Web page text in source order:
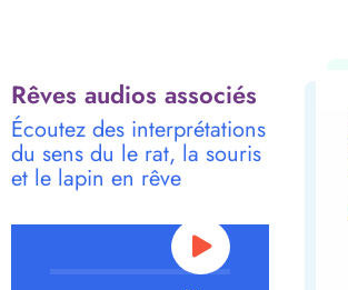
Rêves audios associés
Écoutez des interprétations
du sens du le rat, la souris
et le lapin en rêve